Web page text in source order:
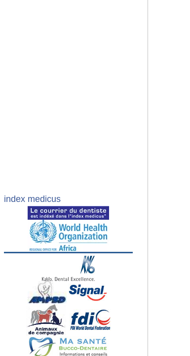
index medicus